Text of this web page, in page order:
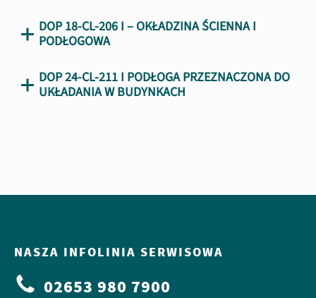
DOP 18-CL-206 I – OKŁADZINA ŚCIENNA I
PODŁOGOWA
DOP 24-CL-211 I PODŁOGA PRZEZNACZONA DO
UKŁADANIA W BUDYNKACH
NASZA INFOLINIA SERWISOWA
02653 980 7900